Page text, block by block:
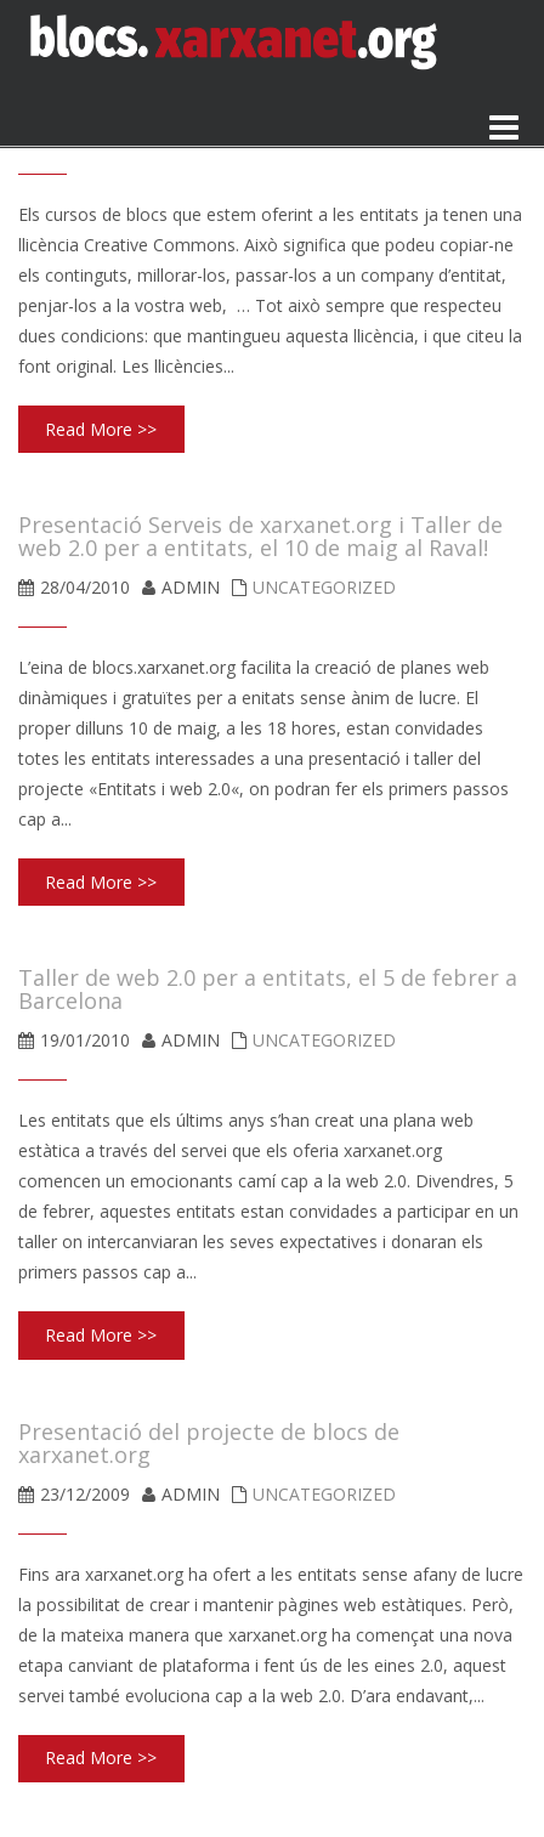
Toggle
Els cursos de blocs tenen llicència Creative
Els cursos de blocs que estem oferint a les entitats ja tenen una
llicència Creative Commons. Això significa que podeu copiar-ne
els continguts, millorar-los, passar-los a un company d’entitat,
penjar-los a la vostra web, … Tot això sempre que respecteu
dues condicions: que mantingueu aquesta llicència, i que citeu la
font original. Les llicències...
Read More >>
Presentació Serveis de xarxanet.org i Taller de
web 2.0 per a entitats, el 10 de maig al Raval!
28/04/2010 ADMIN UNCATEGORIZED
L’eina de blocs.xarxanet.org facilita la creació de planes web
dinàmiques i gratuïtes per a enitats sense ànim de lucre. El
proper dilluns 10 de maig, a les 18 hores, estan convidades
totes les entitats interessades a una presentació i taller del
projecte «Entitats i web 2.0«, on podran fer els primers passos
cap a...
Read More >>
Taller de web 2.0 per a entitats, el 5 de febrer a
Barcelona
19/01/2010 ADMIN UNCATEGORIZED
Les entitats que els últims anys s’han creat una plana web
estàtica a través del servei que els oferia xarxanet.org
comencen un emocionants camí cap a la web 2.0. Divendres, 5
de febrer, aquestes entitats estan convidades a participar en un
taller on intercanviaran les seves expectatives i donaran els
primers passos cap a...
Read More >>
Presentació del projecte de blocs de
xarxanet.org
23/12/2009 ADMIN UNCATEGORIZED
Fins ara xarxanet.org ha ofert a les entitats sense afany de lucre
la possibilitat de crear i mantenir pàgines web estàtiques. Però,
de la mateixa manera que xarxanet.org ha començat una nova
etapa canviant de plataforma i fent ús de les eines 2.0, aquest
servei també evoluciona cap a la web 2.0. D’ara endavant,...
Read More >>